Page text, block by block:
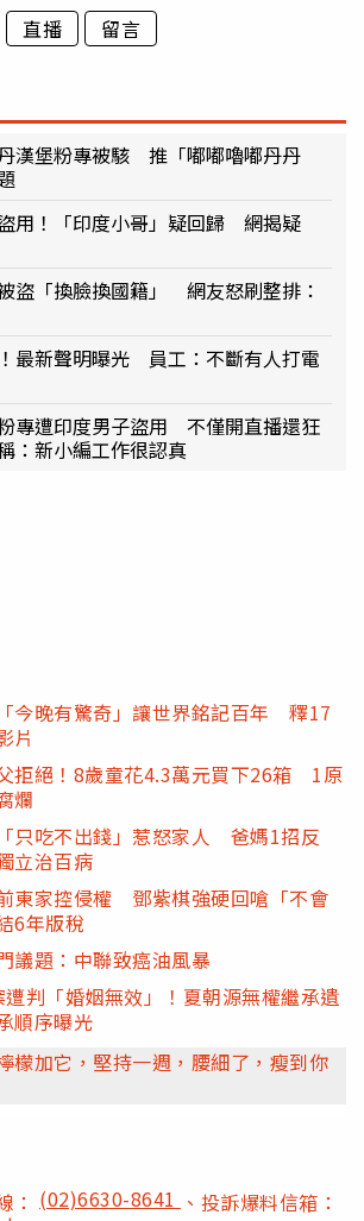
直播 留言
漢堡粉專被駭 推「嘟嘟嚕嘟丹丹
用！「印度小哥」疑回歸 網揭疑
盜「換臉換國籍」 網友怒刷整排：
最新聲明曝光 員工：不斷有人打電
專遭印度男子盜用 不僅開直播還狂
：新小編工作很認真
今晚有驚奇」讓世界銘記百年 釋17
片
拒絕！8歲童花4.3萬元買下26箱 1原
爛
只吃不出錢」惹怒家人 爸媽1招反
立治百病
東家控侵權 鄧紫棋強硬回嗆「不會
6年版稅
議題：中聯致癌油風暴
判「婚姻無效」！夏朝源無權繼承遺
順序曝光
檬加它，堅持一週，腰細了，瘦到你
： (02)6630-8641 、投訴爆料信箱：